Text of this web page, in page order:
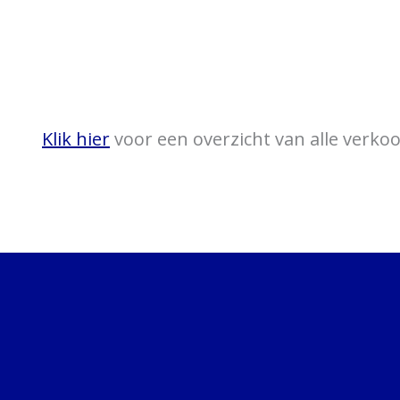
Klik hiervoor een overzicht van alle